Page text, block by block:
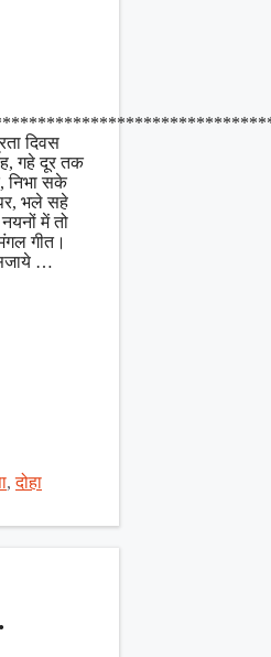
दिवस
गहे दूर तक
निभा सके
भले सहे
में तो
गीत।
…
,दोहा